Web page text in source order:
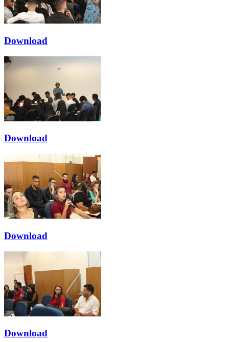
Download
Download
Download
Download